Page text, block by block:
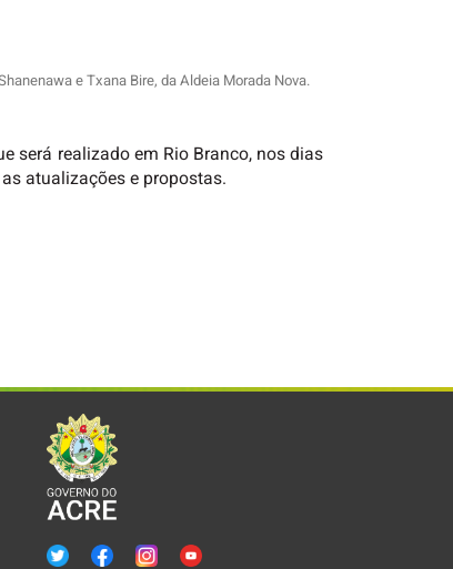
e Txana Bire, da Aldeia Morada Nova.
será realizado em Rio Branco, nos dias
atualizações e propostas.